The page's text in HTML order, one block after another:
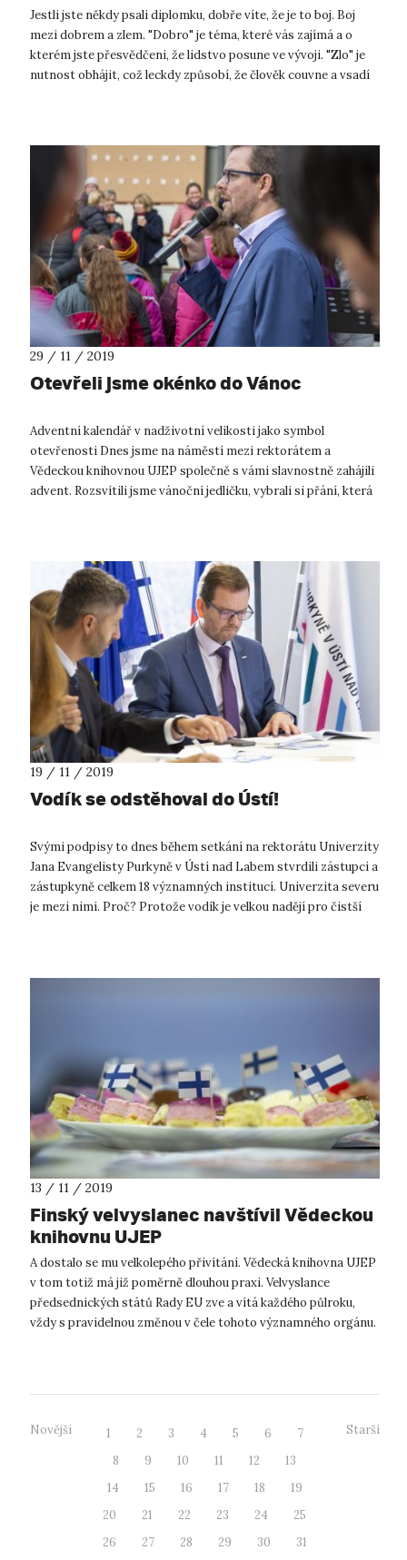
Jestli jste někdy psali diplomku, dobře víte, že je to boj. Boj
mezi dobrem a zlem. "Dobro" je téma, které vás zajímá a o
kterém jste přesvědčeni, že lidstvo posune ve vývoji. "Zlo" je
nutnost obhájit, což leckdy způsobí, že člověk couvne a vsadí
29 / 11 / 2019
Otevřeli jsme okénko do Vánoc
Adventní kalendář v nadživotní velikosti jako symbol
otevřenosti Dnes jsme na náměstí mezi rektorátem a
Vědeckou knihovnou UJEP společně s vámi slavnostně zahájili
advent. Rozsvítili jsme vánoční jedličku, vybrali si přání, která
19 / 11 / 2019
Vodík se odstěhoval do Ústí!
Svými podpisy to dnes během setkání na rektorátu Univerzity
Jana Evangelisty Purkyně v Ústí nad Labem stvrdili zástupci a
zástupkyně celkem 18 významných institucí. Univerzita severu
je mezi nimi. Proč? Protože vodík je velkou nadějí pro čistší
13 / 11 / 2019
Finský velvyslanec navštívil Vědeckou
knihovnu UJEP
A dostalo se mu velkolepého přivítání. Vědecká knihovna UJEP
v tom totiž má již poměrně dlouhou praxi. Velvyslance
předsednických států Rady EU zve a vítá každého půlroku,
vždy s pravidelnou změnou v čele tohoto významného orgánu.
Novější 1 2 3 4 5 6
7
8
9 10 11 12
13
14
15 16 17 18
19
20
21 22 23 24
25
26
27 28 29 30 31
Starší